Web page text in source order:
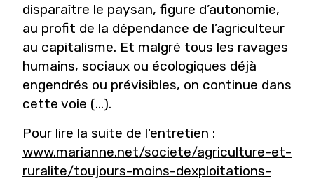
disparaître le paysan, figure d’autonomie,
au profit de la dépendance de l’agriculteur
au capitalisme. Et malgré tous les ravages
humains, sociaux ou écologiques déjà
engendrés ou prévisibles, on continue dans
cette voie (...).
Pour lire la suite de l'entretien :
www.marianne.net/societe/agriculture-et-
ruralite/toujours-moins-dexploitations-